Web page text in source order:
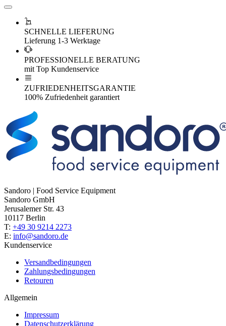
SCHNELLE LIEFERUNG
Lieferung 1-3 Werktage
PROFESSIONELLE BERATUNG
mit Top Kundenservice
ZUFRIEDENHEITSGARANTIE
100% Zufriedenheit garantiert
Sandoro | Food Service Equipment
Sandoro GmbH
Jerusalemer Str. 43
10117 Berlin
T: +49 30 9214 2273
E: info@sandoro.de
Kundenservice
Versandbedingungen
Zahlungsbedingungen
Retouren
Allgemein
Impressum
Datenschutzerklärung